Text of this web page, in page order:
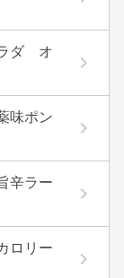
ダ オ
味ポン
辛ラー
ロリー